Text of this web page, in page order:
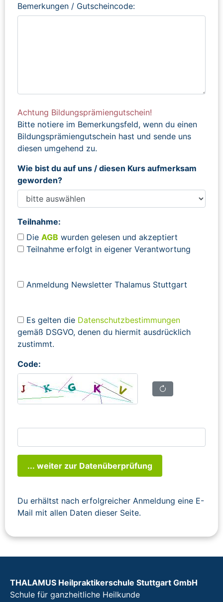
Bemerkungen / Gutscheincode:
Achtung Bildungsprämiengutschein!
Bitte notiere im Bemerkungsfeld, wenn du einen
Bildungsprämiengutschein hast und sende uns
diesen umgehend zu.
Wie bist du auf uns / diesen Kurs aufmerksam
geworden?
Teilnahme:
Die AGB wurden gelesen und akzeptiert
Teilnahme erfolgt in eigener Verantwortung
Anmeldung Newsletter Thalamus Stuttgart
Es gelten die Datenschutzbestimmungen
gemäß DSGVO, denen du hiermit ausdrücklich
zustimmt.
Code:
... weiter zur Datenüberprüfung
Du erhältst nach erfolgreicher Anmeldung eine E-
Mail mit allen Daten dieser Seite.
THALAMUS Heilpraktikerschule Stuttgart GmbH
Schule für ganzheitliche Heilkunde